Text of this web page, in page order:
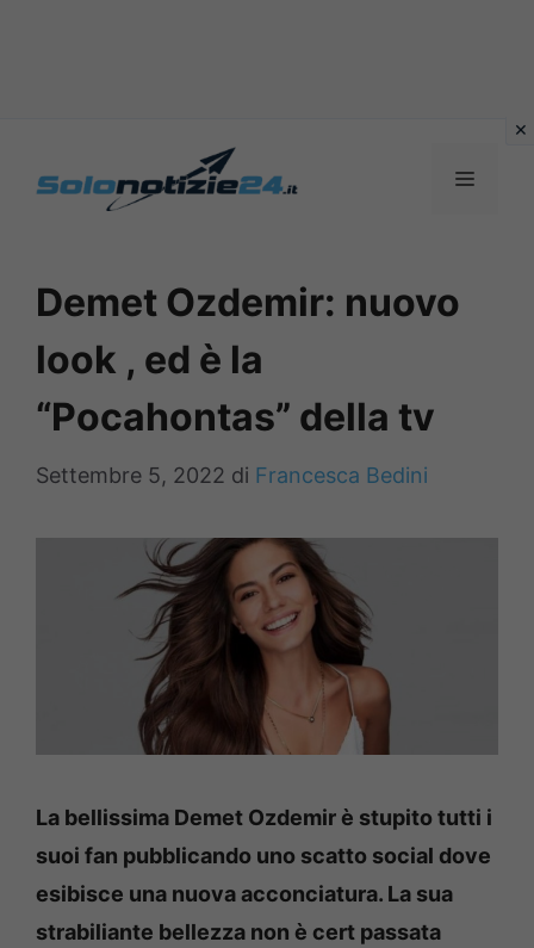
MENU
Demet Ozdemir: nuovo
look , ed è la
“Pocahontas” della tv
Settembre 5, 2022 di Francesca Bedini
La bellissima Demet Ozdemir è stupito tutti i
suoi fan pubblicando uno scatto social dove
esibisce una nuova acconciatura. La sua
strabiliante bellezza non è cert passata